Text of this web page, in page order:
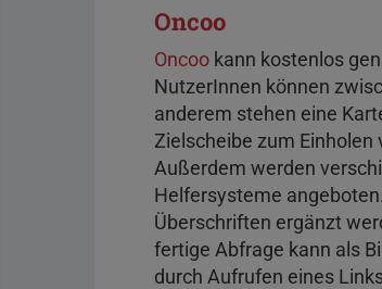
Oncoo
Oncoo kann kostenlos
NutzerInnen können
anderem stehen eine
Zielscheibe zum Einholen
Außerdem werden
Helfersysteme
Überschriften ergänzt
fertige Abfrage kann als
durch Aufrufen eines